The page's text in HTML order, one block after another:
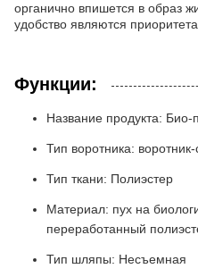
органично впишется в образ
удобство являются
Функции:
Название продукта: Био-
Тип воротника:
Тип ткани: Полиэстер
Материал: пух на
переработанный
Тип шляпы: Несъемная